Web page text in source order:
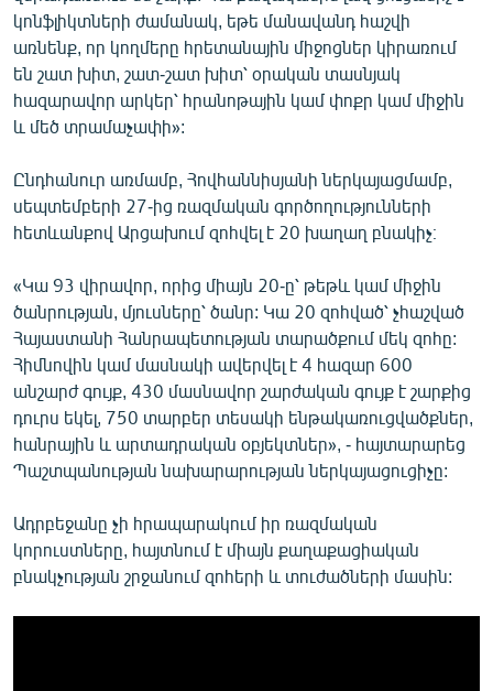
կոնֆլիկտների ժամանակ, եթե մանավանդ հաշվի
առնենք, որ կողմերը հրետանային միջոցներ կիրառում
են շատ խիտ, շատ-շատ խիտ՝ օրական տասնյակ
հազարավոր արկեր՝ հրանոթային կամ փոքր կամ միջին
և մեծ տրամաչափի»:
Ընդհանուր առմամբ, Հովհաննիսյանի ներկայացմամբ,
սեպտեմբերի 27-ից ռազմական գործողությունների
հետևանքով Արցախում զոհվել է 20 խաղաղ բնակիչ։
«Կա 93 վիրավոր, որից միայն 20-ը՝ թեթև կամ միջին
ծանրության, մյուսները՝ ծանր: Կա 20 զոհված՝ չհաշված
Հայաստանի Հանրապետության տարածքում մեկ զոհը:
Հիմնովին կամ մասնակի ավերվել է 4 հազար 600
անշարժ գույք, 430 մասնավոր շարժական գույք է շարքից
դուրս եկել, 750 տարբեր տեսակի ենթակառուցվածքներ,
հանրային և արտադրական օբյեկտներ», - հայտարարեց
Պաշտպանության նախարարության ներկայացուցիչը:
Ադրբեջանը չի հրապարակում իր ռազմական
կորուստները, հայտնում է միայն քաղաքացիական
բնակչության շրջանում զոհերի և տուժածների մասին: